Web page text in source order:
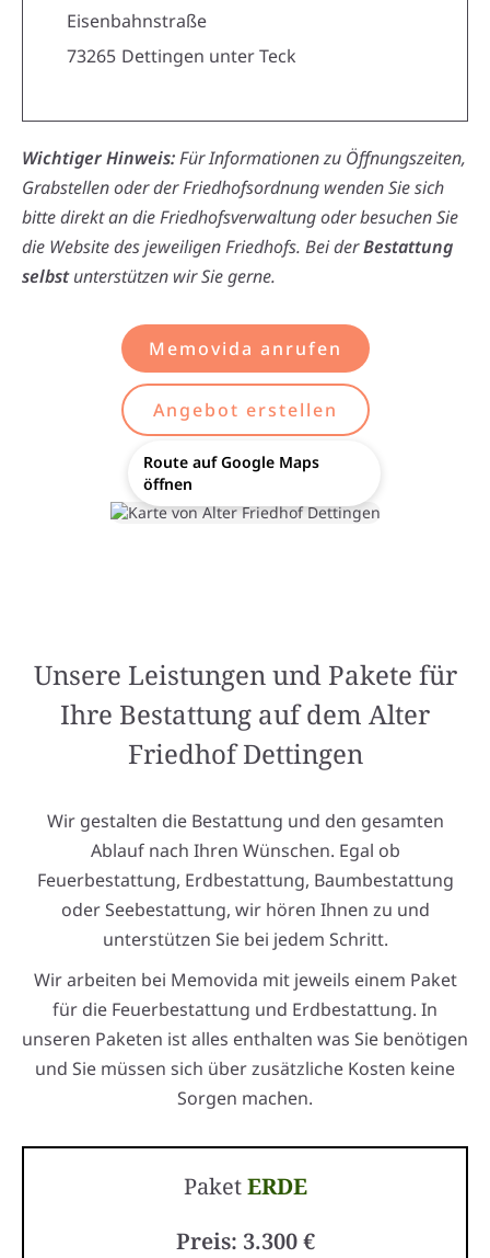
Eisenbahnstraße
73265 Dettingen unter Teck
Wichtiger Hinweis:Für Informationen zu Öffnungszeiten,
Grabstellen oder der Friedhofsordnung wenden Sie sich
bitte direkt an die Friedhofsverwaltung oder besuchen Sie
die Website des jeweiligen Friedhofs. Bei derBestattung
selbstunterstützen wir Sie gerne.
Memovida anrufen
Angebot erstellen
Route auf Google Maps
öffnen
Unsere Leistungen und Pakete für
Ihre Bestattung auf dem Alter
Friedhof Dettingen
Wir gestalten die Bestattung und den gesamten
Ablauf nach Ihren Wünschen. Egal ob
Feuerbestattung, Erdbestattung, Baumbestattung
oder Seebestattung, wir hören Ihnen zu und
unterstützen Sie bei jedem Schritt.
Wir arbeiten bei Memovida mit jeweils einem Paket
für die Feuerbestattung und Erdbestattung. In
unseren Paketen ist alles enthalten was Sie benötigen
und Sie müssen sich über zusätzliche Kosten keine
Sorgen machen.
PaketERDE
Preis: 3.300 €